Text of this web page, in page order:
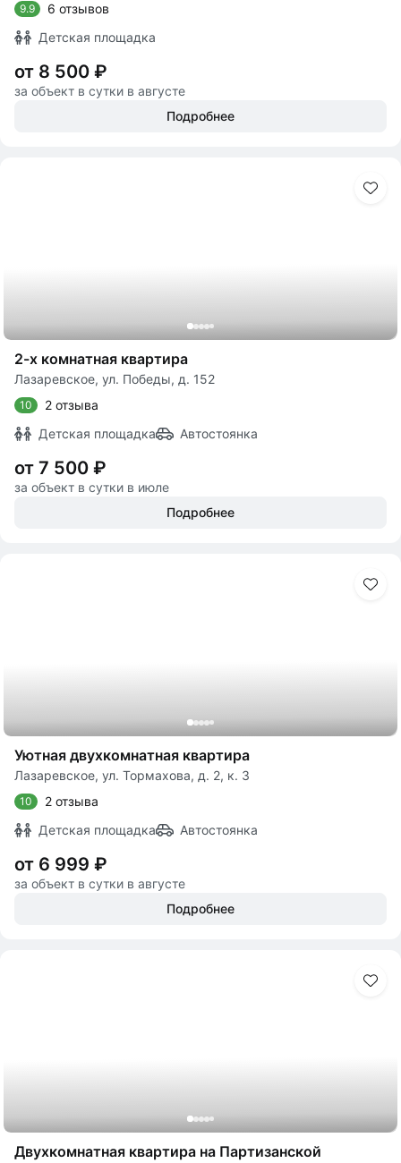
9.9
6 отзывов
Детская площадка
от 8 500 ₽
за объект в сутки в августе
Подробнее
2-х комнатная квартира
Лазаревское, ул. Победы, д. 152
10
2 отзыва
Детская площадка
Автостоянка
от 7 500 ₽
за объект в сутки в июле
Подробнее
Уютная двухкомнатная квартира
Лазаревское, ул. Тормахова, д. 2, к. 3
10
2 отзыва
Детская площадка
Автостоянка
от 6 999 ₽
за объект в сутки в августе
Подробнее
Двухкомнатная квартира на Партизанской